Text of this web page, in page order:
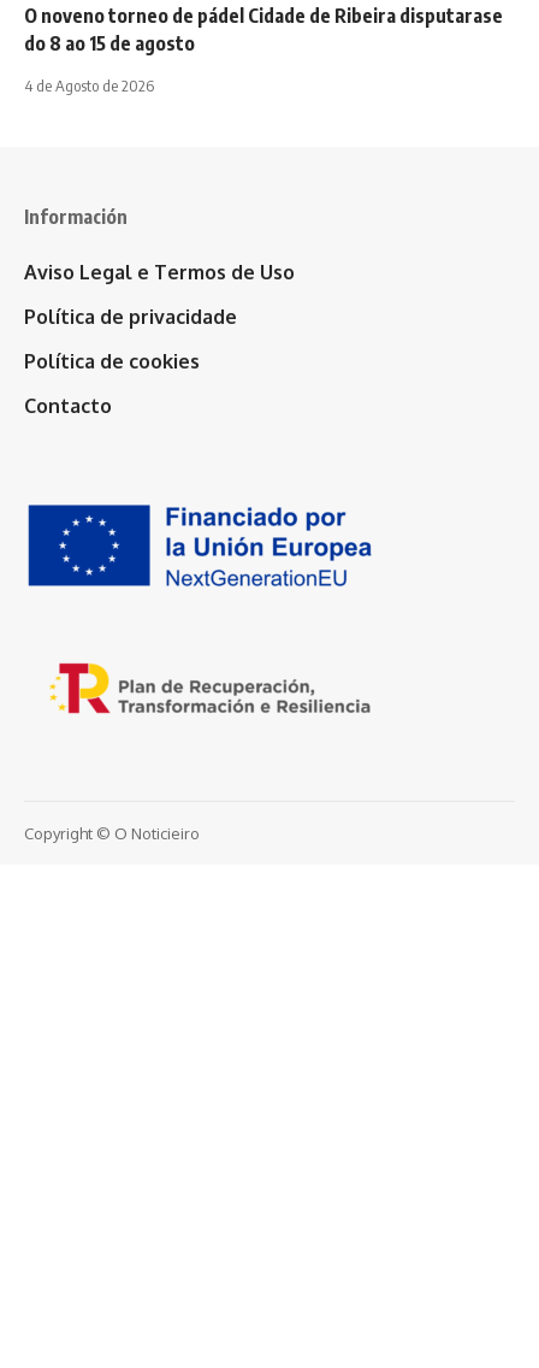
O noveno torneo de pádel Cidade de Ribeira disputarase
do 8 ao 15 de agosto
4 de Agosto de 2026
Información
Aviso Legal e Termos de Uso
Política de privacidade
Política de cookies
Contacto
Copyright © O Noticieiro